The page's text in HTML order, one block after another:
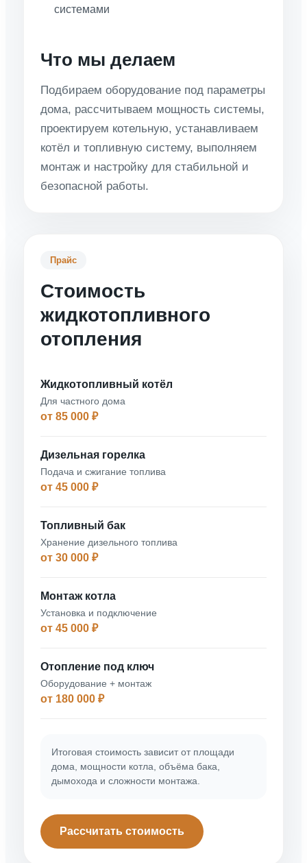
системами
Что мы делаем
Подбираем оборудование под параметры
дома, рассчитываем мощность системы,
проектируем котельную, устанавливаем
котёл и топливную систему, выполняем
монтаж и настройку для стабильной и
безопасной работы.
Прайс
Стоимость
жидкотопливного
отопления
Жидкотопливный котёл
Для частного дома
от 85 000 ₽
Дизельная горелка
Подача и сжигание топлива
от 45 000 ₽
Топливный бак
Хранение дизельного топлива
от 30 000 ₽
Монтаж котла
Установка и подключение
от 45 000 ₽
Отопление под ключ
Оборудование + монтаж
от 180 000 ₽
Итоговая стоимость зависит от площади
дома, мощности котла, объёма бака,
дымохода и сложности монтажа.
Рассчитать стоимость